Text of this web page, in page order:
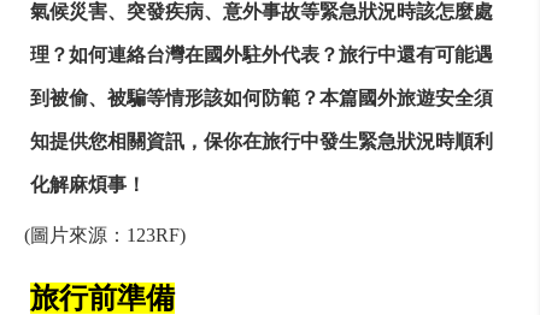
氣候災害、突發疾病、意外事故等緊急狀況時該怎麼處
理？如何連絡台灣在國外駐外代表？旅行中還有可能遇
到被偷、被騙等情形該如何防範？本篇國外旅遊安全須
知提供您相關資訊，保你在旅行中發生緊急狀況時順利
化解麻煩事！
(圖片來源：123RF)
旅行前準備